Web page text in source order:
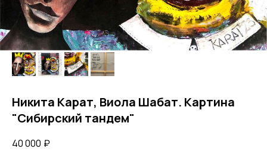
Никита Карат, Виола Шабат. Картина
"Сибирский тандем"
40 000 ₽